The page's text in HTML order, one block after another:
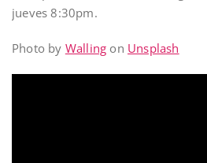
jueves 8:30pm.
Photo by Walling on Unsplash